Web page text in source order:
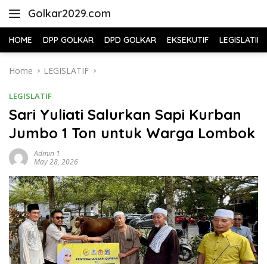
Golkar2029.com
HOME DPP GOLKAR DPD GOLKAR EKSEKUTIF LEGISLATIF
Home LEGISLATIF
LEGISLATIF
Sari Yuliati Salurkan Sapi Kurban
Jumbo 1 Ton untuk Warga Lombok
Admin 1
May 28, 2026